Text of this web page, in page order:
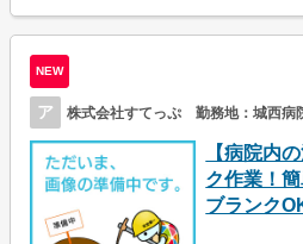
NEW
ア 株式会社すてっぷ 勤務地：城西病
【病院内
ク作業！
ブランク